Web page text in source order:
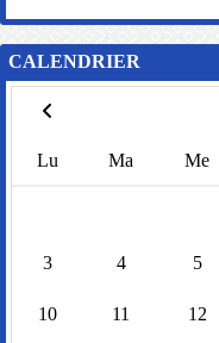
CALENDRIER
Lu Ma Me
3 4 5
10 11 12